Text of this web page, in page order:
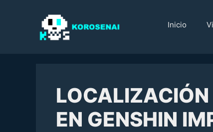
Inicio
LOCALIZACIÓN
EN GENSHIN